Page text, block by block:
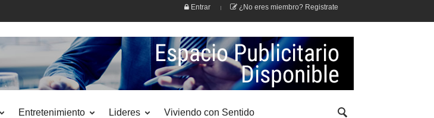
Entrar ¿No eres miembro? Registrate
Entretenimiento Lideres Viviendo con Sentido